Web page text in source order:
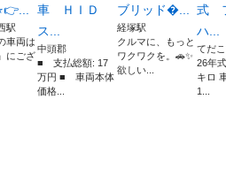
駅
車両は
にござ
車 ＨＩＤ
ス...
中頭郡
■ 支払総額: 17
万円 ■ 車両本体
価格...
ブリッド...
経塚駅
クルマに、もっと
ワクワクを。🚗✨
欲しい...
式
ハ...
てだ
26年
キロ
1...